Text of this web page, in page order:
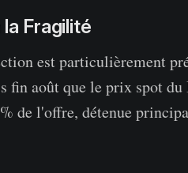
Fragilité
est particulièrement
fin août que le prix spot
de l'offre, détenue